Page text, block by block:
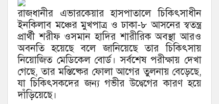
রাজধানীর এভারকেয়ার হাসপাতালে চিকিৎসাধীন
ইনকিলাব মঞ্চের মুখপাত্র ও ঢাকা-৮ আসনের স্বতন্ত্র
প্রার্থী শরীফ ওসমান হাদির শারীরিক অবস্থা আরও
অবনতি হয়েছে বলে জানিয়েছে তার চিকিৎসায়
নিয়োজিত মেডিকেল বোর্ড। সর্বশেষ পরীক্ষায় দেখা
গেছে, তার মস্তিষ্কের ফোলা আগের তুলনায় বেড়েছে,
যা চিকিৎসকদের জন্য গভীর উদ্বেগের কারণ হয়ে
দাঁড়িয়েছে।